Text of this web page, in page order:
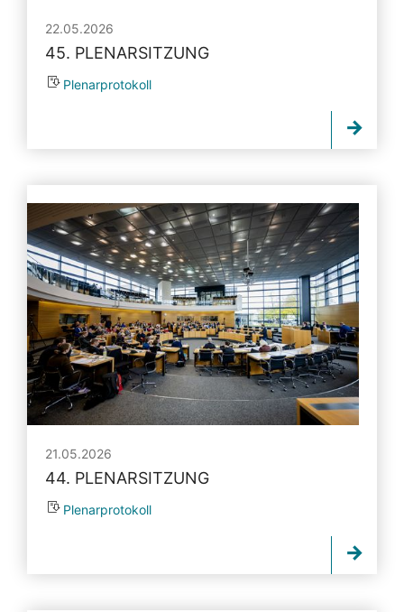
22.05.2026
45. PLENARSITZUNG
Plenarprotokoll
21.05.2026
44. PLENARSITZUNG
Plenarprotokoll